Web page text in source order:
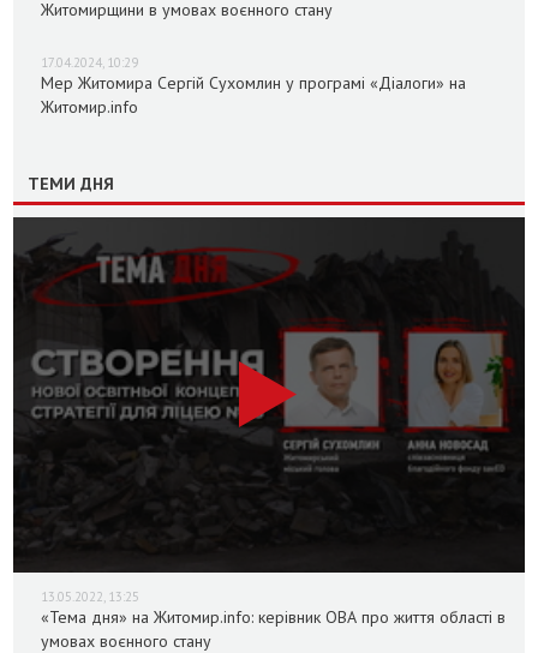
Житомирщини в умовах воєнного стану
17.04.2024, 10:29
Мер Житомира Сергій Сухомлин у програмі «Діалоги» на
Житомир.info
ТЕМИ ДНЯ
13.05.2022, 13:25
«Тема дня» на Житомир.info: керівник ОВА про життя області в
умовах воєнного стану